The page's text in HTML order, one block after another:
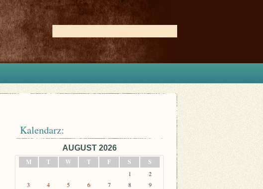
Kalendarz:
AUGUST 2026
M
T W T F S S
1
2
3
4 5 6 7 8
9